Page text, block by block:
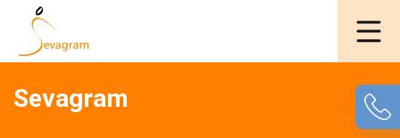
Sevagram